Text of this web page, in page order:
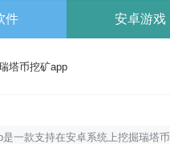
件 安卓游戏
塔币挖矿app
是一款支持在安卓系统上挖掘瑞塔币